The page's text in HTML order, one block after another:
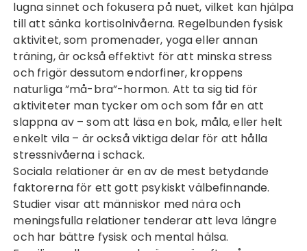
lugna sinnet och fokusera på nuet, vilket kan hjälpa
till att sänka kortisolnivåerna. Regelbunden fysisk
aktivitet, som promenader, yoga eller annan
träning, är också effektivt för att minska stress
och frigör dessutom endorfiner, kroppens
naturliga ”må-bra”-hormon. Att ta sig tid för
aktiviteter man tycker om och som får en att
slappna av – som att läsa en bok, måla, eller helt
enkelt vila – är också viktiga delar för att hålla
stressnivåerna i schack.
Sociala relationer är en av de mest betydande
faktorerna för ett gott psykiskt välbefinnande.
Studier visar att människor med nära och
meningsfulla relationer tenderar att leva längre
och har bättre fysisk och mental hälsa.